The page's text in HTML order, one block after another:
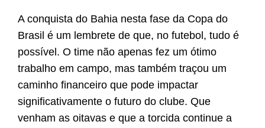
A conquista do Bahia nesta fase da Copa do
Brasil é um lembrete de que, no futebol, tudo é
possível. O time não apenas fez um ótimo
trabalho em campo, mas também traçou um
caminho financeiro que pode impactar
significativamente o futuro do clube. Que
venham as oitavas e que a torcida continue a